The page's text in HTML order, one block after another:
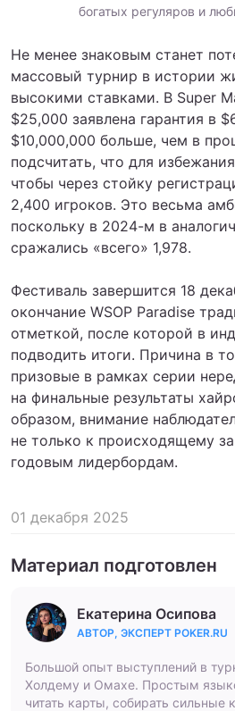
богатых регуляров и
Не менее знаковым станет
массовый турнир в истории
высокими ставками. В Super
$25,000 заявлена гарантия в
$10,000,000 больше, чем в
подсчитать, что для
чтобы через стойку
2,400 игроков. Это весьма
поскольку в 2024-м в
сражались «всего» 1,978.
Фестиваль завершится 18
окончание WSOP Paradise
отметкой, после которой в
подводить итоги. Причина в
призовые в рамках серии
на финальные результаты
образом, внимание
не только к происходящему
годовым лидербордам.
01 декабря 2025
Материал подготовлен
Екатерина Осипова
АВТОР, ЭКСПЕРТ POKER.RU
Большой опыт выступлений в
Холдему и Омахе. Простым
читать карты, собирать сильные